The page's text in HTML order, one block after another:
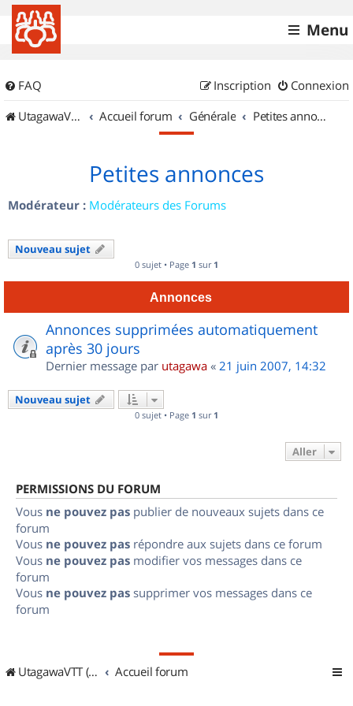
Menu
FAQ Connexion
Inscription
UtagawaVTT (Randos VTT et VTTAE avec traces GPS)
Accueil forum Générale Petites annonces
Petites annonces
Modérateur : Modérateurs des Forums
Nouveau sujet
0 sujet • Page 1 sur 1
Annonces
Annonces supprimées automatiquement
après 30 jours
Dernier message par utagawa « 21 juin 2007, 14:32
Nouveau sujet
0 sujet • Page 1 sur 1
Aller
PERMISSIONS DU FORUM
Vous ne pouvez pas publier de nouveaux sujets dans ce
forum
Vous ne pouvez pas répondre aux sujets dans ce forum
Vous ne pouvez pas modifier vos messages dans ce
forum
Vous ne pouvez pas supprimer vos messages dans ce
forum
UtagawaVTT (Randos VTT et VTTAE avec traces GPS) Accueil forum